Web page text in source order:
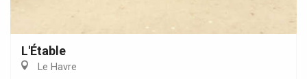
L'Étable
Le Havre